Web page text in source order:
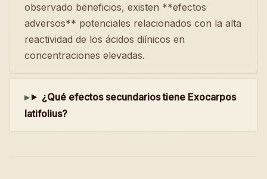
observado beneficios, existen **efectos
adversos** potenciales relacionados con la alta
reactividad de los ácidos diínicos en
concentraciones elevadas.
¿Qué efectos secundarios tiene Exocarpos
latifolius?